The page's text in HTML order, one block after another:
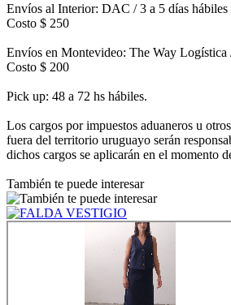
Envíos al Interior: DAC / 3 a 5 días hábiles
Costo $ 250
Envíos en Montevideo: The Way Logística
Costo $ 200
Pick up: 48 a 72 hs hábiles.
Los cargos por impuestos aduaneros u
fuera del territorio uruguayo serán
dichos cargos se aplicarán en el momento
También te puede interesar